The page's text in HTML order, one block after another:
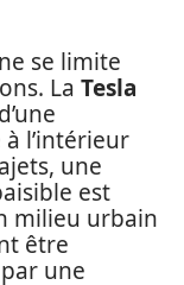
se limite
La Tesla
l’intérieur
une
est
milieu urbain
être
une